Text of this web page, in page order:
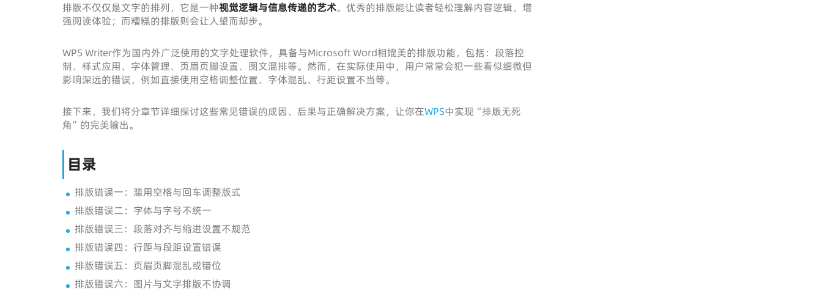
排版不仅仅是文字的排列，它是一种视觉逻辑与信息传递的艺术。优秀的排版能让读者轻松理解内容逻辑，增
强阅读体验；而糟糕的排版则会让人望而却步。
WPS Writer作为国内外广泛使用的文字处理软件，具备与Microsoft Word相媲美的排版功能，包括：段落控
制、样式应用、字体管理、页眉页脚设置、图文混排等。然而，在实际使用中，用户常常会犯一些看似细微但
影响深远的错误，例如直接使用空格调整位置、字体混乱、行距设置不当等。
接下来，我们将分章节详细探讨这些常见错误的成因、后果与正确解决方案，让你在WPS中实现“排版无死
角”的完美输出。
目录
排版错误一：滥用空格与回车调整版式
排版错误二：字体与字号不统一
排版错误三：段落对齐与缩进设置不规范
排版错误四：行距与段距设置错误
排版错误五：页眉页脚混乱或错位
排版错误六：图片与文字排版不协调